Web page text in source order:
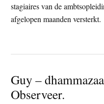
stagiaires van de
afgelopen maanden versterkt.
Guy –
Observeer.